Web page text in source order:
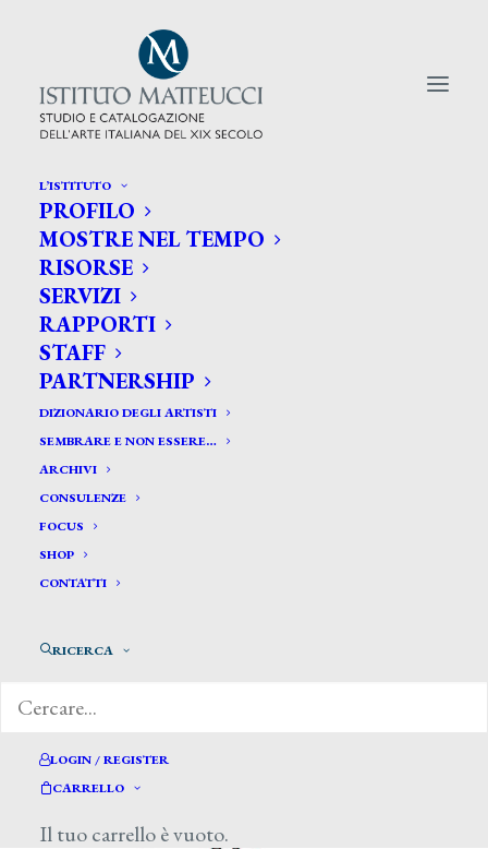
L’ISTITUTO
PROFILO
MOSTRE NEL TEMPO
RISORSE
SERVIZI
RAPPORTI
STAFF
PARTNERSHIP
DIZIONARIO DEGLI ARTISTI
SEMBRARE E NON ESSERE…
ARCHIVI
CONSULENZE
FOCUS
SHOP
CONTATTI
RICERCA
LOGIN / REGISTER
CARRELLO
Il tuo carrello è vuoto.
CERCA TRA GLI ARTISTI:
Search
for: